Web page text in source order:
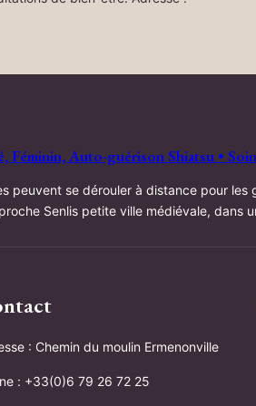
Auto-guérison Shiatsu •
peuvent se dérouler à distance pour les
Senlis petite ville médiévale, dans
: Chemin du moulin Ermenonville
: +33(0)6 79 26 72 25